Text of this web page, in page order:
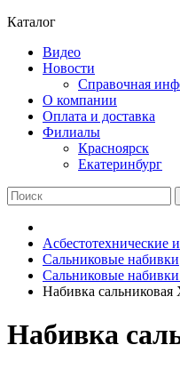
Каталог
Видео
Новости
Справочная
О компании
Оплата и доставка
Филиалы
Красноярск
Екатеринбург
Асбестотехнические
Сальниковые набивки
Сальниковые
Набивка
Набивка